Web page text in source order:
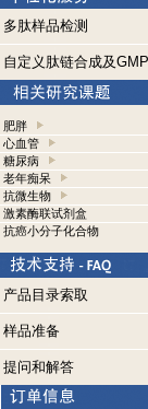
多肽样品检测
自定义肽链合成及GMP
肥胖
心血管
糖尿病
老年痴呆
抗微生物
激素酶联试剂盒
抗癌小分子化合物
产品目录索取
样品准备
提问和解答